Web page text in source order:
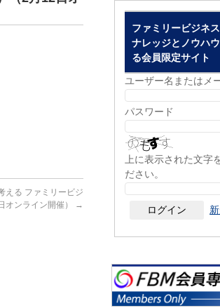
える ファミリービジ
オンライン開催）
→
ファミリービジネ
ナレッジとノウハ
る会員限定サイト
ユーザー名またはメ
パスワード
上に表示された文字
ださい。